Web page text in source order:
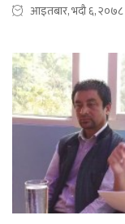
आइतबार, भदौ ६, २०७८